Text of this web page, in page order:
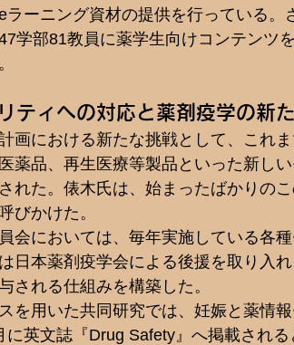
ラーニング資材の提供を行っている。
学部81教員に薬学生向けコンテンツ
ティへの対応と薬剤疫学の新
画における新たな挑戦として、これ
薬品、再生医療等製品といった新し
れた。俵木氏は、始まったばかりの
びかけた。
会においては、毎年実施している各
日本薬剤疫学会による後援を取り入
される仕組みを構築した。
を用いた共同研究では、妊娠と薬情
に英文誌『Drug Safety』へ掲載され